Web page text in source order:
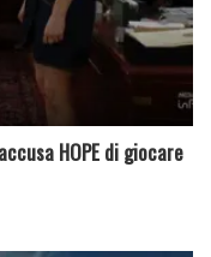
accusa HOPE di giocare